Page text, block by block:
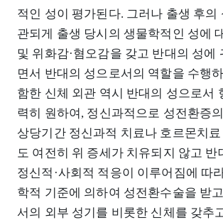
적인 성이 평가된다. 그러나 출생 후의
관되게 출생 당시의 생물학적인 성에
및 위화감·혐오감을 갖고 반대의 성에
면서 반대의 성으로서의 역할을 수행
함한 신체 외관 역시 반대의 성으로서
력히 원하여, 정신과적으로 성전환증
상당기간 정신과적 치료나 호르몬치
도 여전히 위 증세가 치유되지 않고 반
정신적·사회적 적응이 이루어짐에 따
학적 기준에 의하여 성전환수술을 받
서의 외부 성기를 비롯한 신체를 갖추